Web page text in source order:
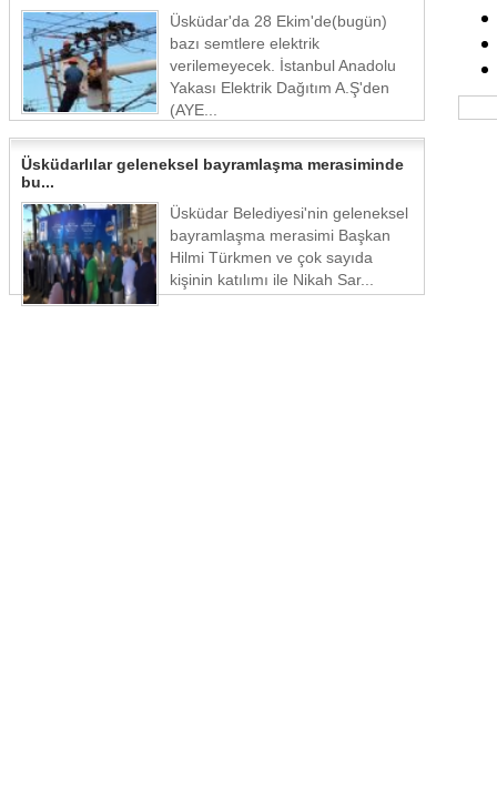
Üsküdar'da 28 Ekim'de(bugün)
bazı semtlere elektrik
verilemeyecek. İstanbul Anadolu
Yakası Elektrik Dağıtım A.Ş'den
(AYE...
Üsküdarlılar geleneksel bayramlaşma merasiminde
bu...
Üsküdar Belediyesi'nin geleneksel
bayramlaşma merasimi Başkan
Hilmi Türkmen ve çok sayıda
kişinin katılımı ile Nikah Sar...